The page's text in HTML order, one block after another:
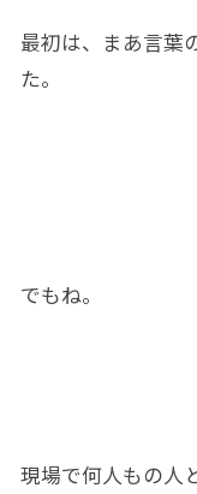
最初は、まあ言葉
た。
でもね。
現場で何人もの人